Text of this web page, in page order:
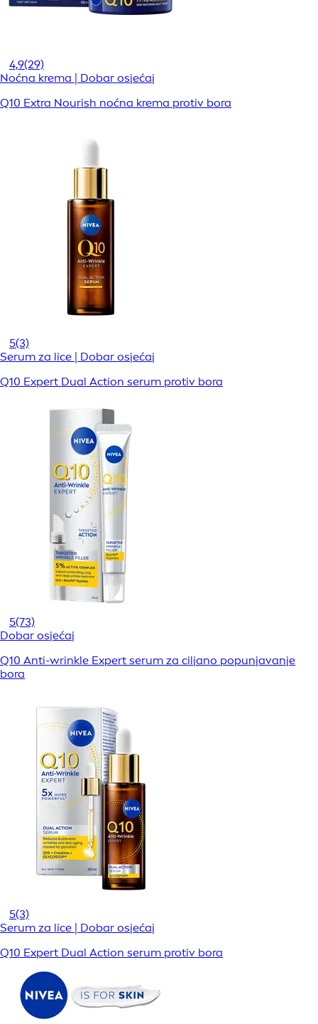
4,9(29)
Noćna krema | Dobar osjećaj
Q10 Extra Nourish noćna krema protiv bora
5(3)
Serum za lice | Dobar osjećaj
Q10 Expert Dual Action serum protiv bora
5(73)
Dobar osjećaj
Q10 Anti-wrinkle Expert serum za ciljano popunjavanje
bora
5(3)
Serum za lice | Dobar osjećaj
Q10 Expert Dual Action serum protiv bora